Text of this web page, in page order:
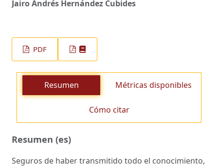
Jairo Andrés Hernández Cubides
PDF
Resumen Métricas disponibles
Cómo citar
Resumen (es)
Seguros de haber transmitido todo el conocimiento,